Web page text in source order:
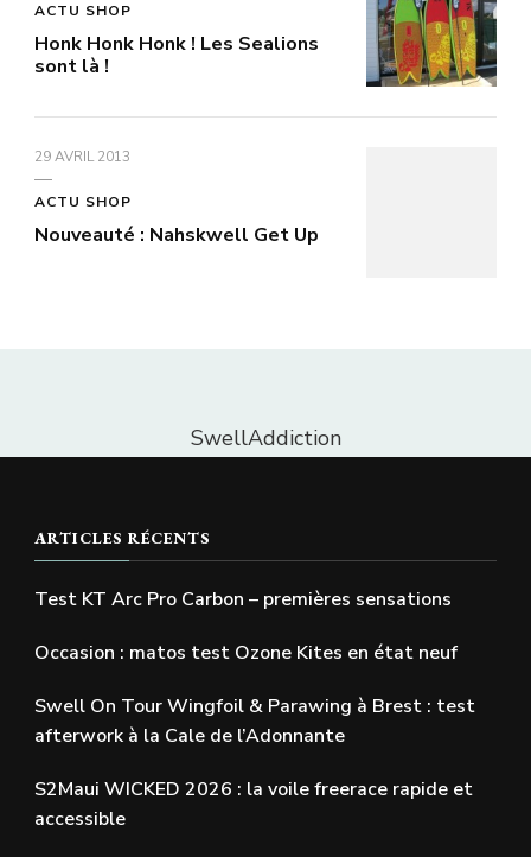
ACTU SHOP
Honk Honk Honk ! Les Sealions
sont là !
29 AVRIL 2013
ACTU SHOP
Nouveauté : Nahskwell Get Up
SwellAddiction
ARTICLES RÉCENTS
Test KT Arc Pro Carbon – premières sensations
Occasion : matos test Ozone Kites en état neuf
Swell On Tour Wingfoil & Parawing à Brest : test
afterwork à la Cale de l’Adonnante
S2Maui WICKED 2026 : la voile freerace rapide et
accessible